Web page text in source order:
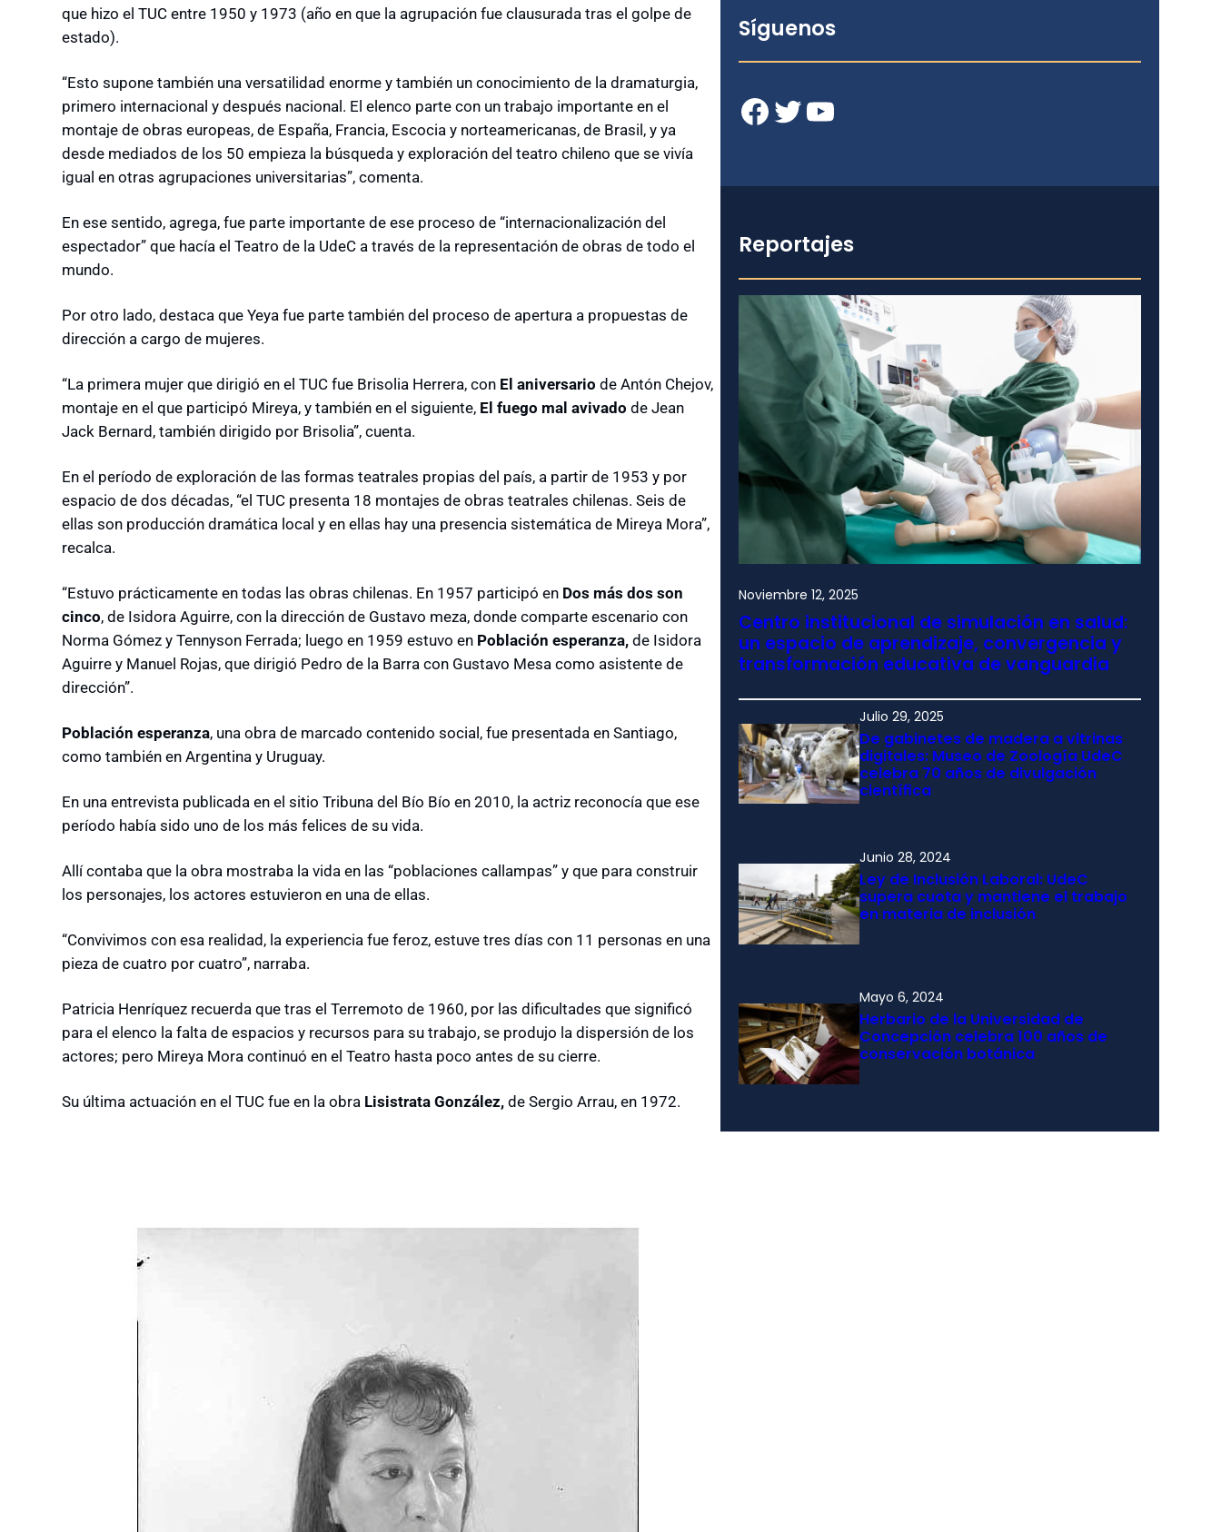
que hizo el TUC entre 1950 y 1973 (año en que la agrupación fue clausurada tras el golpe de
estado).
“Esto supone también una versatilidad enorme y también un conocimiento de la dramaturgia,
primero internacional y después nacional. El elenco parte con un trabajo importante en el
montaje de obras europeas, de España, Francia, Escocia y norteamericanas, de Brasil, y ya
desde mediados de los 50 empieza la búsqueda y exploración del teatro chileno que se vivía
igual en otras agrupaciones universitarias”, comenta.
En ese sentido, agrega, fue parte importante de ese proceso de “internacionalización del
espectador” que hacía el Teatro de la UdeC a través de la representación de obras de todo el
mundo.
Por otro lado, destaca que Yeya fue parte también del proceso de apertura a propuestas de
dirección a cargo de mujeres.
“La primera mujer que dirigió en el TUC fue Brisolia Herrera, con El aniversario de Antón Chejov,
montaje en el que participó Mireya, y también en el siguiente, El fuego mal avivado de Jean
Jack Bernard, también dirigido por Brisolia”, cuenta.
En el período de exploración de las formas teatrales propias del país, a partir de 1953 y por
espacio de dos décadas, “el TUC presenta 18 montajes de obras teatrales chilenas. Seis de
ellas son producción dramática local y en ellas hay una presencia sistemática de Mireya Mora”,
recalca.
“Estuvo prácticamente en todas las obras chilenas. En 1957 participó en Dos más dos son
cinco, de Isidora Aguirre, con la dirección de Gustavo meza, donde comparte escenario con
Norma Gómez y Tennyson Ferrada; luego en 1959 estuvo en Población esperanza, de Isidora
Aguirre y Manuel Rojas, que dirigió Pedro de la Barra con Gustavo Mesa como asistente de
dirección”.
Población esperanza, una obra de marcado contenido social, fue presentada en Santiago,
como también en Argentina y Uruguay.
En una entrevista publicada en el sitio Tribuna del Bío Bío en 2010, la actriz reconocía que ese
período había sido uno de los más felices de su vida.
Allí contaba que la obra mostraba la vida en las “poblaciones callampas” y que para construir
los personajes, los actores estuvieron en una de ellas.
“Convivimos con esa realidad, la experiencia fue feroz, estuve tres días con 11 personas en una
pieza de cuatro por cuatro”, narraba.
Patricia Henríquez recuerda que tras el Terremoto de 1960, por las dificultades que significó
para el elenco la falta de espacios y recursos para su trabajo, se produjo la dispersión de los
actores; pero Mireya Mora continuó en el Teatro hasta poco antes de su cierre.
Su última actuación en el TUC fue en la obra Lisistrata González, de Sergio Arrau, en 1972.
Síguenos
Facebook Twitter YouTube
Reportajes
Noviembre 12, 2025
Centro institucional de simulación en salud:
un espacio de aprendizaje, convergencia y
transformación educativa de vanguardia
Julio 29, 2025
De gabinetes de madera a vitrinas
digitales: Museo de Zoología UdeC
celebra 70 años de divulgación
científica
Junio 28, 2024
Ley de Inclusión Laboral: UdeC
supera cuota y mantiene el trabajo
en materia de inclusión
Mayo 6, 2024
Herbario de la Universidad de
Concepción celebra 100 años de
conservación botánica